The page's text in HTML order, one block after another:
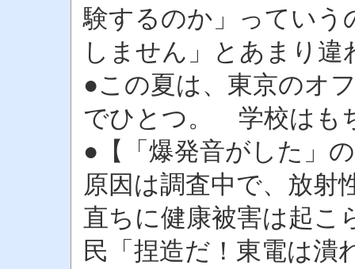
験するのか」っていう
しません」とあまり違
●この夏は、東京のオ
でひとつ。 学校はも
●【「爆発音がした」
原因は調査中で、放射
直ちに健康被害は起
民「捏造だ！東電は